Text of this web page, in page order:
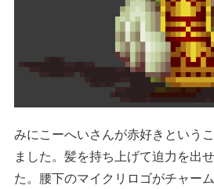
みにこーへいさんが赤好きという
ました。髪を持ち上げて迫力を出
た。腰下のマイクリロゴがチャー